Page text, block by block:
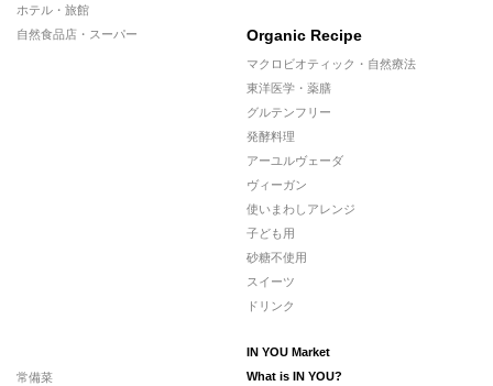
ホテル・旅館
自然食品店・スーパー
Organic Recipe
マクロビオティック・自然療法
東洋医学・薬膳
グルテンフリー
発酵料理
アーユルヴェーダ
ヴィーガン
使いまわしアレンジ
子ども用
砂糖不使用
スイーツ
ドリンク
常備菜
IN YOU Market
What is IN YOU?